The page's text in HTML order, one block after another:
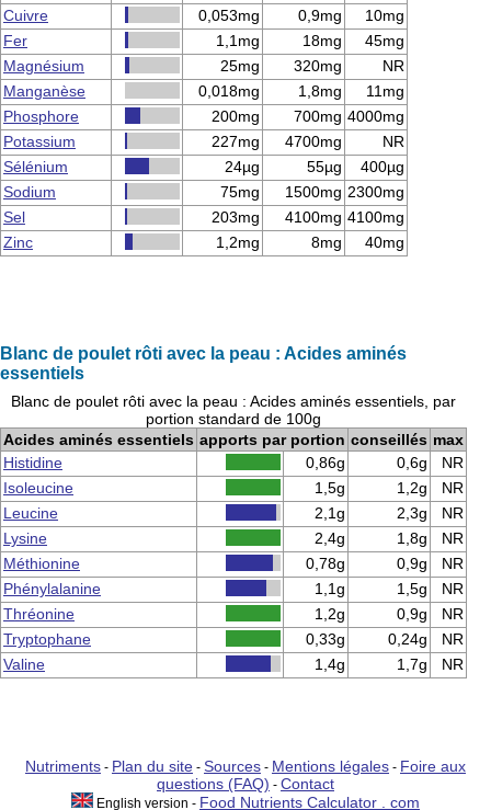
Cuivre
0,053mg 0,9mg
10mg
Fer
1,1mg 18mg
45mg
Magnésium
25mg 320mg
NR
Manganèse
0,018mg 1,8mg
11mg
Phosphore
200mg 700mg 4000mg
Potassium
227mg 4700mg
NR
Sélénium
24µg 55µg
400µg
Sodium
75mg 1500mg 2300mg
Sel
203mg 4100mg 4100mg
Zinc
1,2mg 8mg 40mg
Blanc de poulet rôti avec la peau : Acides aminés
essentiels
Blanc de poulet rôti avec la peau : Acides aminés essentiels, par
portion standard de 100g
Acides aminés essentiels apports par portion conseillés max
Histidine
0,86g 0,6g
NR
Isoleucine
1,5g 1,2g
NR
Leucine
2,1g 2,3g
NR
Lysine
2,4g 1,8g
NR
Méthionine
0,78g 0,9g
NR
Phénylalanine
1,1g 1,5g
NR
Thréonine
1,2g 0,9g
NR
Tryptophane
0,33g 0,24g
NR
Valine
1,4g 1,7g NR
Nutriments - Plan du site - Sources - Mentions légales - Foire aux
questions (FAQ) - Contact
English version - Food Nutrients Calculator . com